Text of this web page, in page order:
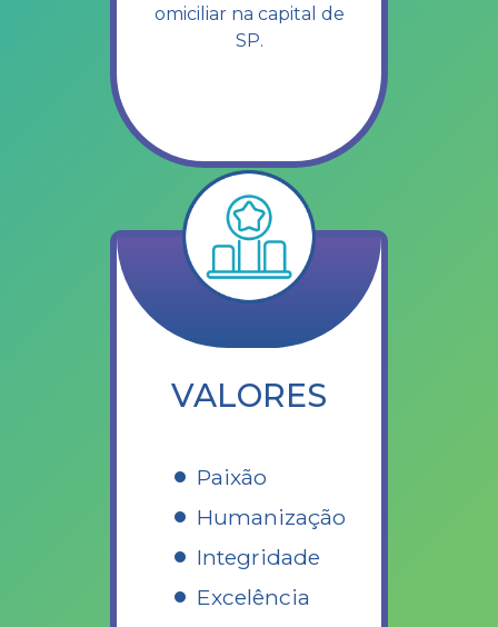
omiciliar na capital de
SP.
VALORES
Paixão
Humanização
Integridade
Excelência